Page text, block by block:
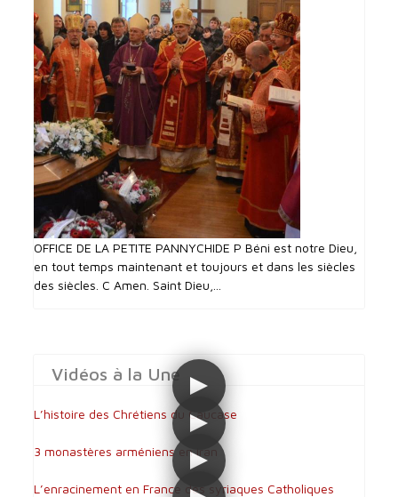
OFFICE DE LA PETITE PANNYCHIDE P Béni est notre Dieu,
en tout temps maintenant et toujours et dans les siècles
des siècles. C Amen. Saint Dieu,...
Vidéos à la Une
L’histoire des Chrétiens du Caucase
3 monastères arméniens en Iran
L’enracinement en France des syriaques Catholiques